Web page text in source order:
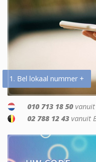
1. Bel lokaal nummer +
010 713 18 50
02 788 12 43 vanuit